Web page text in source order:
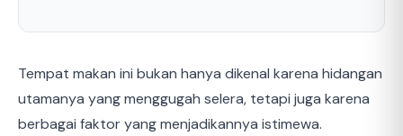
Tempat makan ini bukan hanya dikenal karena hidangan
utamanya yang menggugah selera, tetapi juga karena
berbagai faktor yang menjadikannya istimewa.